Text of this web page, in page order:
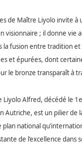
de Maître Liyolo invite à
visionnaire ; il donne vie
la fusion entre tradition
et épurées, dont
le bronze transparaît à
Alfred, décédé le
Autriche, est un pilier de
national
de l’excellence dans